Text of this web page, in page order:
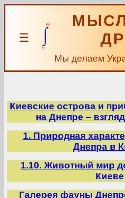
☰
Мы делаем
Киевские острова и
на Днепре –
1. Природная
Днепра в
1.10. Животный мир
Киеве
Галерея фауны